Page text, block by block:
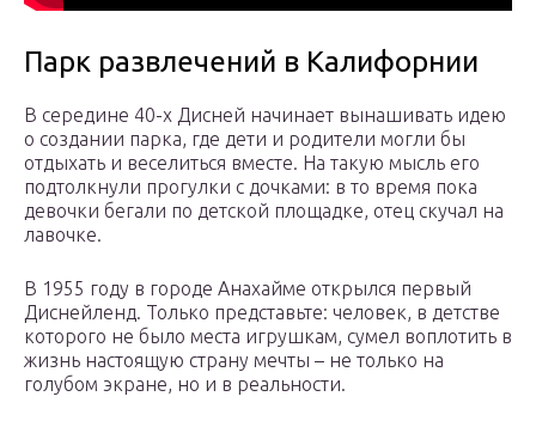
Парк развлечений в Калифорнии
В середине 40-х Дисней начинает вынашивать идею
о создании парка, где дети и родители могли бы
отдыхать и веселиться вместе. На такую мысль его
подтолкнули прогулки с дочками: в то время пока
девочки бегали по детской площадке, отец скучал на
лавочке.
В 1955 году в городе Анахайме открылся первый
Диснейленд. Только представьте: человек, в детстве
которого не было места игрушкам, сумел воплотить в
жизнь настоящую страну мечты – не только на
голубом экране, но и в реальности.